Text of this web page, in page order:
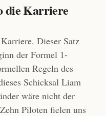
die Karriere
Dieser Satz
der Formel 1-
Regeln des
Schicksal Liam
wäre nicht der
Piloten fielen uns